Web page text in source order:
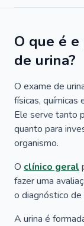
O que é
de urina?
O exame de
físicas, químicas
Ele serve tanto
quanto para
organismo.
O clínico geral
fazer uma
o diagnóstico
A urina é